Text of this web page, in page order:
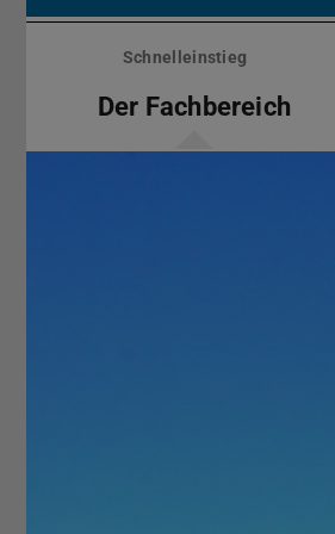
Menü
überspringenSchnelleinstieg
Der Fachbereich